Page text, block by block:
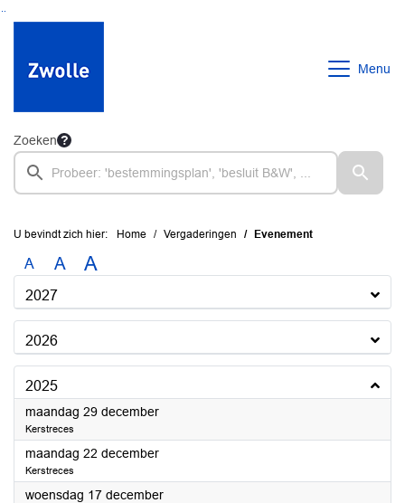
Ga naar de inhoud van deze pagina
Ga naar het zoeken
Ga naar het menu
Menu
Zoeken
U bevindt zich hier: Home Vergaderingen Evenement
A A A
2027
2026
2025
maandag 29 december2025
Kerstreces
maandag 22 december2025
Kerstreces
woensdag 17 december2025